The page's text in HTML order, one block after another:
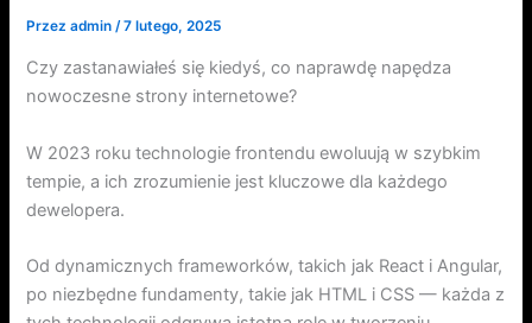
Przezadmin /7 lutego, 2025
Czy zastanawiałeś się kiedyś, co naprawdę napędza
nowoczesne strony internetowe?
W 2023 roku technologie frontendu ewoluują w szybkim
tempie, a ich zrozumienie jest kluczowe dla każdego
dewelopera.
Od dynamicznych frameworków, takich jak React i Angular,
po niezbędne fundamenty, takie jak HTML i CSS — każda z